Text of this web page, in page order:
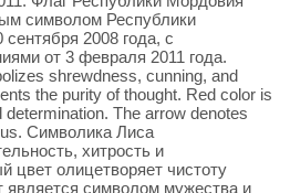
символом Республики
2008 года, с
от 3 февраля 2011 года.
shrewdness, cunning, and
the purity of thought. Red color is
The arrow denotes
Символика Лиса
хитрость и
цвет олицетворяет чистоту
символом мужества и